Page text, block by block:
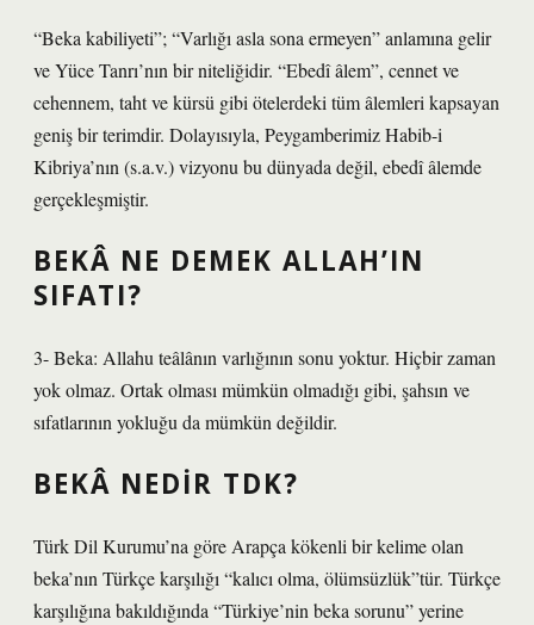
“Beka kabiliyeti”; “Varlığı asla sona ermeyen” anlamına gelir
ve Yüce Tanrı’nın bir niteliğidir. “Ebedî âlem”, cennet ve
cehennem, taht ve kürsü gibi ötelerdeki tüm âlemleri kapsayan
geniş bir terimdir. Dolayısıyla, Peygamberimiz Habib-i
Kibriya’nın (s.a.v.) vizyonu bu dünyada değil, ebedî âlemde
gerçekleşmiştir.
BEKÂ NE DEMEK ALLAH’IN
SIFATI?
3- Beka: Allahu teâlânın varlığının sonu yoktur. Hiçbir zaman
yok olmaz. Ortak olması mümkün olmadığı gibi, şahsın ve
sıfatlarının yokluğu da mümkün değildir.
BEKÂ NEDIR TDK?
Türk Dil Kurumu’na göre Arapça kökenli bir kelime olan
beka’nın Türkçe karşılığı “kalıcı olma, ölümsüzlük”tür. Türkçe
karşılığına bakıldığında “Türkiye’nin beka sorunu” yerine